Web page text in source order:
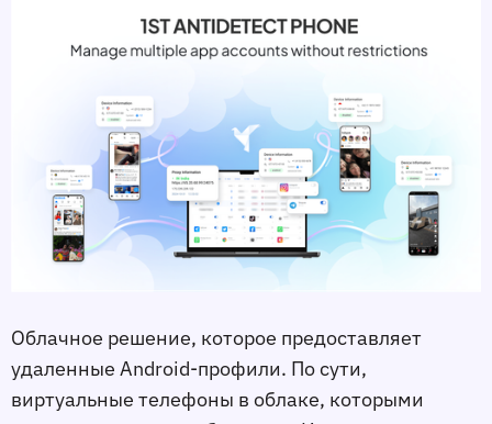
Облачное решение, которое предоставляет
удаленные Android-профили. По сути,
виртуальные телефоны в облаке, которыми